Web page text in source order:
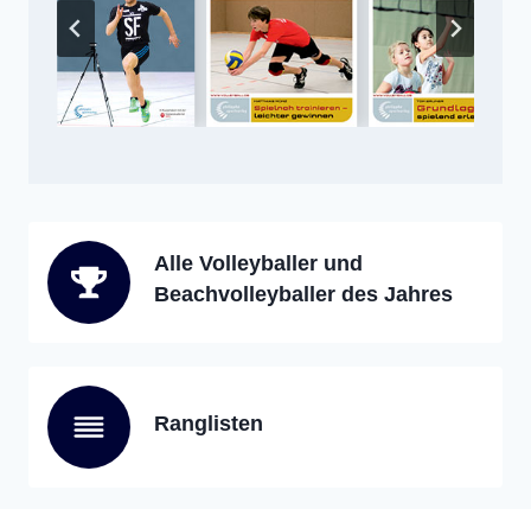
Alle Volleyballer und
Beachvolleyballer des Jahres
Ranglisten